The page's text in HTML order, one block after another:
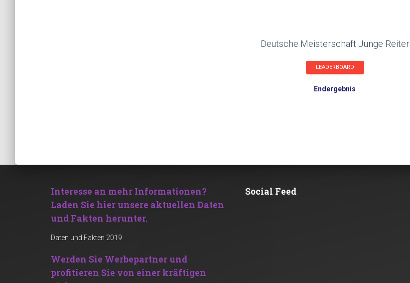
Deutsche Meisterschaft Junge Reiter
LEADERBOARD
Endergebnis
Interesse an mehr Informationen?
Laden Sie hier unsere aktuellen Daten
und Fakten herunter.
Daten und Fakten 2019
Werden Sie Werbepartner und
profitieren Sie von einer kräftigen
Social Feed